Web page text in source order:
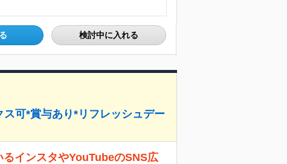
検討中に入れる
可*賞与あり*リフレッシュデー
るインスタやYouTubeのSNS広